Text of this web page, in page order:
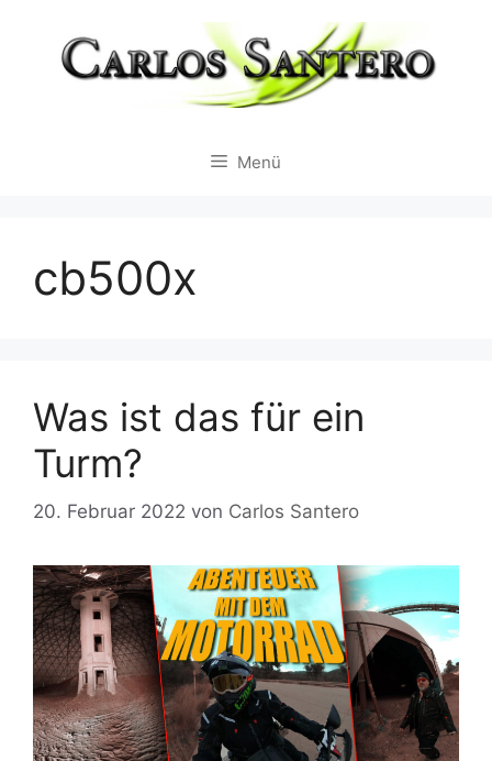
springen
Menü
cb500x
Was ist das für ein
Turm?
20. Februar 2022 von Carlos Santero